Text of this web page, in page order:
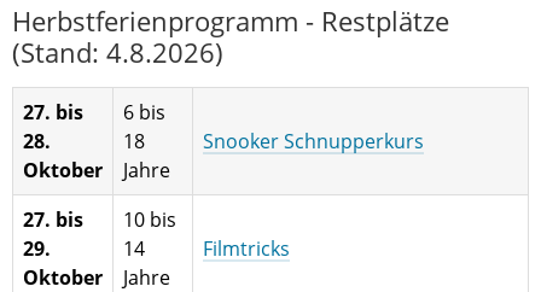
Herbstferienprogramm - Restplätze
(Stand: 4.8.2026)
27. bis
28.
Oktober
6 bis
18
Jahre
Snooker Schnupperkurs
27. bis
29.
Oktober
10 bis
14
Jahre
Filmtricks